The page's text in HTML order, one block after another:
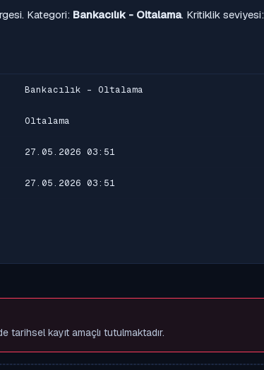
Kategori: Bankacılık - Oltalama. Kritiklik seviyesi:
Bankacılık - Oltalama
Oltalama
27.05.2026 03:51
27.05.2026 03:51
kayıt amaçlı tutulmaktadır.